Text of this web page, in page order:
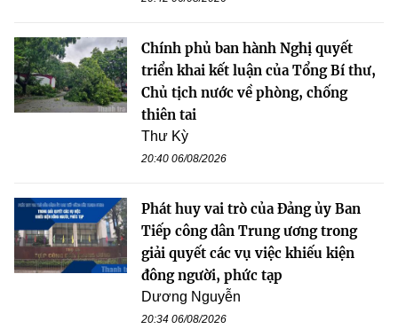
Chính phủ ban hành Nghị quyết
triển khai kết luận của Tổng Bí thư,
Chủ tịch nước về phòng, chống
thiên tai
Thư Kỳ
20:40 06/08/2026
Phát huy vai trò của Đảng ủy Ban
Tiếp công dân Trung ương trong
giải quyết các vụ việc khiếu kiện
đông người, phức tạp
Dương Nguyễn
20:34 06/08/2026